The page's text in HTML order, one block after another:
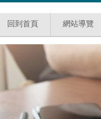
回到首頁 網站導覽